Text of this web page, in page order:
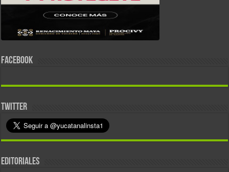
FACEBOOK
TWITTER
EDITORIALES